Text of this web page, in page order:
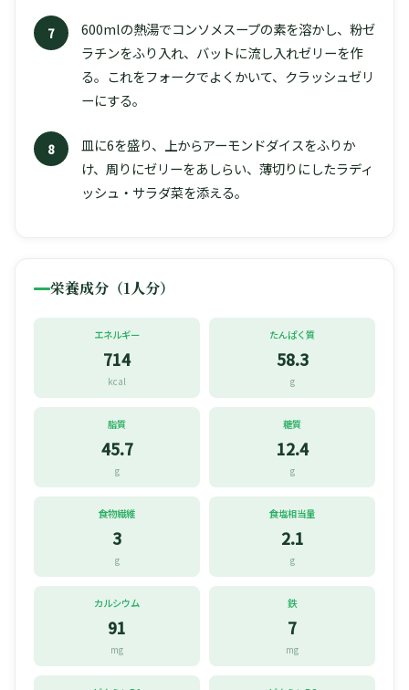
7
600mlの熱湯でコンソメスープの素を溶かし、粉ゼ
ラチンをふり入れ、バットに流し入れゼリーを作
る。これをフォークでよくかいて、クラッシュゼリ
ーにする。
8
皿に6を盛り、上からアーモンドダイスをふりか
け、周りにゼリーをあしらい、薄切りにしたラディ
ッシュ・サラダ菜を添える。
栄養成分（1人分）
エネルギー
714
kcal
たんぱく質
58.3
g
脂質
45.7
g
糖質
12.4
g
食物繊維
3
g
食塩相当量
2.1
g
カルシウム
91
mg
鉄
7
mg